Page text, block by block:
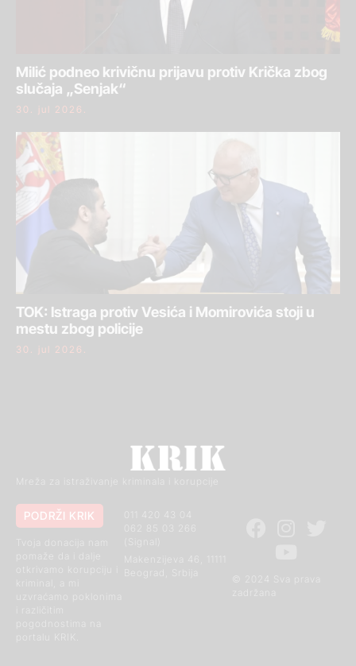
Milić podneo krivičnu prijavu protiv Krička zbog
slučaja „Senjak“
30. jul 2026.
TOK: Istraga protiv Vesića i Momirovića stoji u
mestu zbog policije
30. jul 2026.
Mreža za istraživanje kriminala i korupcije
© 2024 Sva prava
011 420 43 04
Makenzijeva 46, 11111
PODRŽI KRIK
otkrivamo korupciju i
kriminal, a mi
uzvraćamo poklonima
i različitim
pogodnostima na
portalu KRIK.